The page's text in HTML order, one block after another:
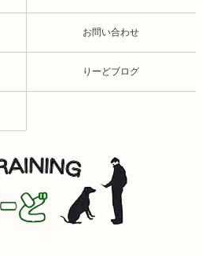
お問い合わせ
りーどブログ